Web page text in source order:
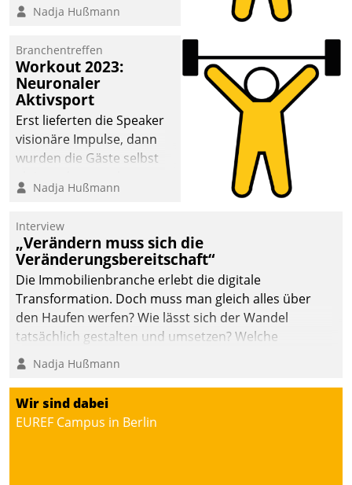
statt. Zentrale Frage: Wie
Mammutprojekte
meistern und Workloads
wuppen – bei zunehmend
anspruchsvollen
Aufgaben und
abnehmendem
Nadja Hußmann
Branchentreffen
Workout 2023:
Neuronaler
Aktivsport
Erst lieferten die Speaker
visionäre Impulse, dann
wurden die Gäste selbst
methodisch
Quartier. Dazwischen
zeigte Datatrain, was es
Neues zu bieten hat.
Nadja Hußmann
Interview
„Verändern muss sich die
Veränderungsbereitschaft“
Die Immobilienbranche erlebt die digitale
Transformation. Doch muss man gleich alles über
den Haufen werfen? Wie lässt sich der Wandel
tatsächlich gestalten und umsetzen? Welche
Argumente zählen wirklich?
Nadja Hußmann
Wir sind dabei
EUREF Campus in Berlin